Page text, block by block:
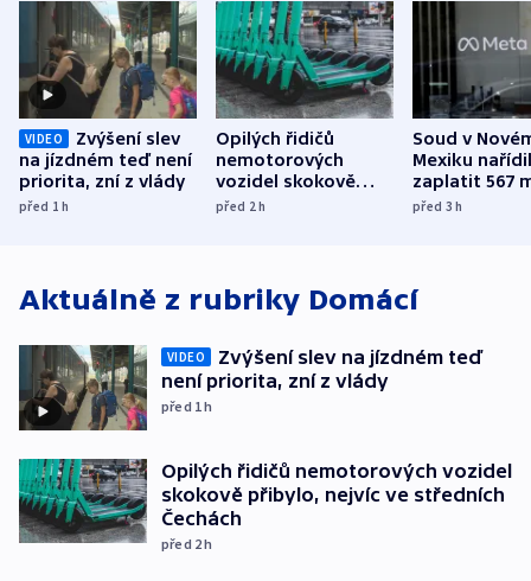
VIDEO
Zvýšení slev
na jízdném teď není
priorita, zní z vlády
před 1h
Opilých řidičů
nemotorových
vozidel skokově
přibylo, nejvíc ve
před 2h
Soud v
Mexiku
zaplatit 567
dolarů kvůli
před 3h
Aktuálně z rubriky Domácí
VIDEO
Zvýšení slev na jízdném teď
není priorita, zní z vlády
před 1h
Opilých řidičů nemotorových vozidel
skokově přibylo, nejvíc ve středních
Čechách
před 2h